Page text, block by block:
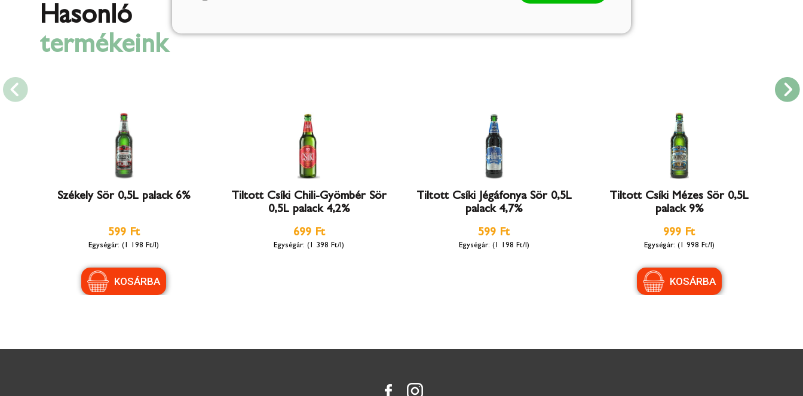
Hasonló
termékeink
Székely Sör 0,5L palack 6%
599 Ft
(1 198 Ft/l)
Tiltott Csíki Chili-Gyömbér Sör
0,5L palack 4,2%
699 Ft
(1 398 Ft/l)
Tiltott Csíki Jégáfonya Sör 0,5L
palack 4,7%
599 Ft
(1 198 Ft/l)
Tiltott Csíki Mézes Sör 0,5L
palack 9%
999 Ft
(1 998 Ft/l)